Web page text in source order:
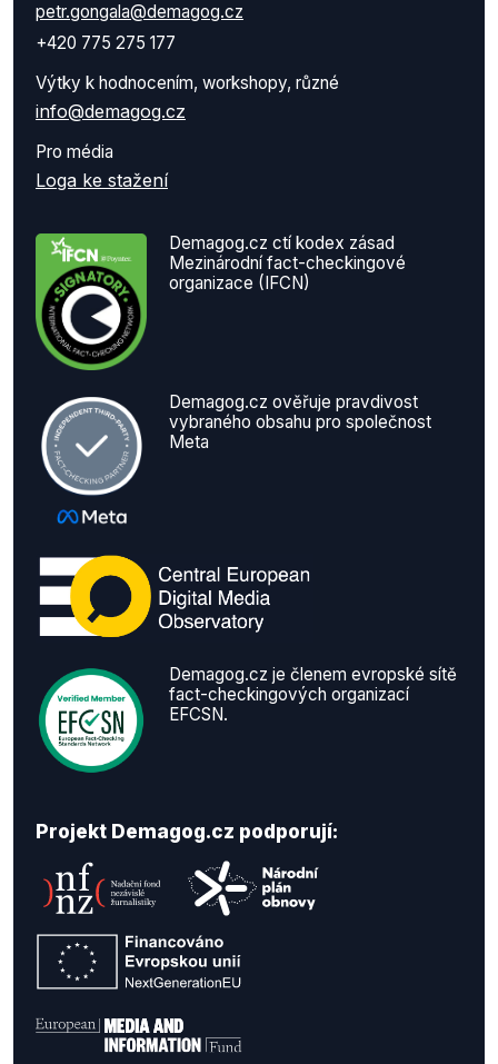
petr.gongala@demagog.cz
+420 775 275 177
Výtky k hodnocením, workshopy, různé
info@demagog.cz
Pro média
Loga ke stažení
Demagog.cz ctí kodex zásad
Mezinárodní fact-checkingové
organizace (IFCN)
Demagog.cz ověřuje pravdivost
vybraného obsahu pro společnost
Meta
Demagog.cz je členem evropské sítě
fact-checkingových organizací
EFCSN.
Projekt Demagog.cz podporují: